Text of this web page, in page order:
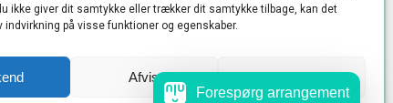
ikke giver dit samtykke eller trækker dit samtykke tilbage, kan det
indvirkning på visse funktioner og egenskaber.
Afvis Se præferencer
Forespørg arrangement